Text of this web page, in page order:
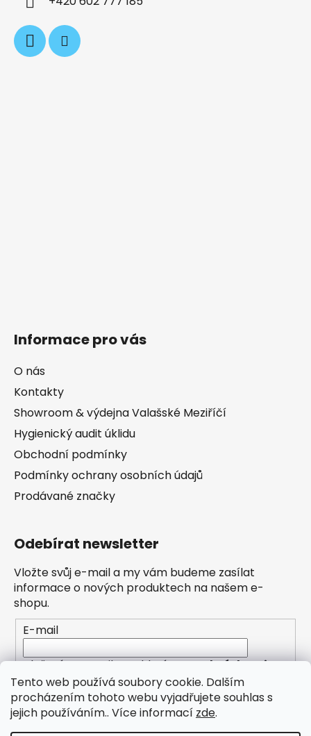
Tento web používá soubory cookie. Dalším
procházením tohoto webu vyjadřujete souhlas s
jejich používáním.. Více informací zde.
Informace pro vás
O nás
Kontakty
Showroom & výdejna Valašské Meziříčí
Hygienický audit úklidu
Obchodní podmínky
Podmínky ochrany osobních údajů
Prodávané značky
Odebírat newsletter
Vložte svůj e-mail a my vám budeme zasílat
informace o nových produktech na našem e-
shopu.
E-mail
Vložením e-mailu souhlasíte spodmínkami
ochrany osobních údajů
PŘIHLÁSIT SE